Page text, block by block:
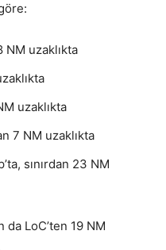
NM uzaklıkta
uzaklıkta
7 NM uzaklıkta
sınırdan 23 NM
da LoC’ten 19 NM